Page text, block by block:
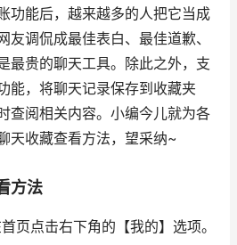
功能后，越来越多的人把它当成
友调侃成最佳表白、最佳道歉、
最贵的聊天工具。除此之外，支
能，将聊天记录保存到收藏夹
查阅相关内容。小编今儿就为各
天收藏查看方法，望采纳~
方法
页点击右下角的【我的】选项。